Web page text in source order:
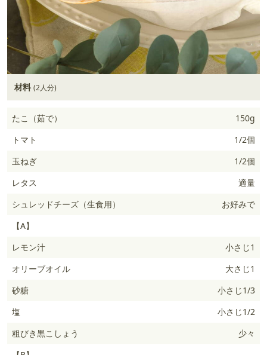
材料 (2人分)
たこ（茹で）
150g
トマト
1/2個
玉ねぎ
1/2個
レタス
適量
シュレッドチーズ（生食用）
お好みで
【A】
レモン汁
小さじ1
オリーブオイル
大さじ1
砂糖
小さじ1/3
塩
小さじ1/2
粗びき黒こしょう
少々